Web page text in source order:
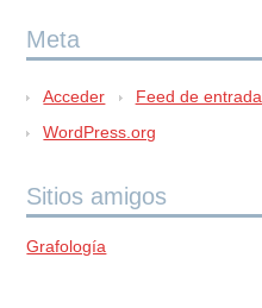
Meta
Acceder Feed de
WordPress.org
Sitios amigos
Grafología